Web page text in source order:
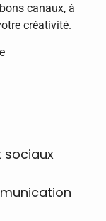
canaux, à
créativité.
sociaux